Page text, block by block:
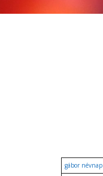
gábor névnap